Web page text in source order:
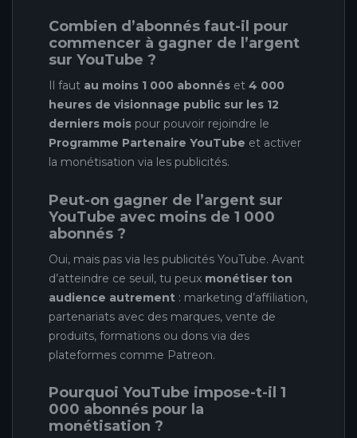
Combien d’abonnés faut-il pour
commencer à gagner de l’argent
sur YouTube ?
Il faut au moins 1 000 abonnés et 4 000
heures de visionnage public sur les 12
derniers mois pour pouvoir rejoindre le
Programme Partenaire YouTube et activer
la monétisation via les publicités.
Peut-on gagner de l’argent sur
YouTube avec moins de 1 000
abonnés ?
Oui, mais pas via les publicités YouTube. Avant
d’atteindre ce seuil, tu peux monétiser ton
audience autrement : marketing d’affiliation,
partenariats avec des marques, vente de
produits, formations ou dons via des
plateformes comme Patreon.
Pourquoi YouTube impose-t-il 1
000 abonnés pour la
monétisation ?